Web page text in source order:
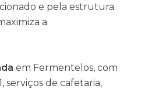
e pela estrutura
a
em Fermentelos, com
serviços de cafetaria,